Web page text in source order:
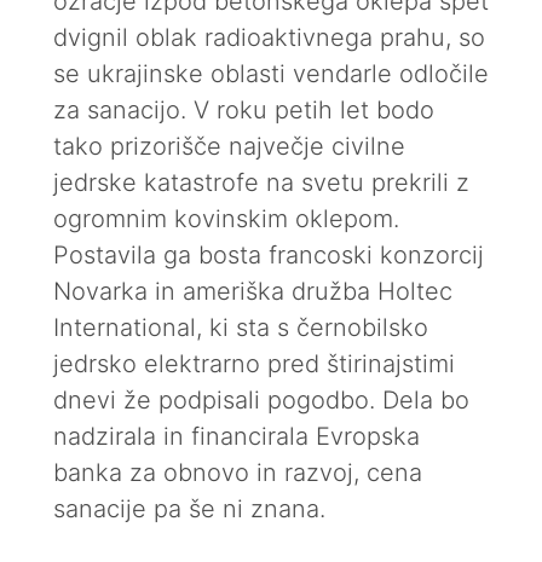
dvignil oblak radioaktivnega prahu, so
se ukrajinske oblasti vendarle odločile
za sanacijo. V roku petih let bodo
tako prizorišče največje civilne
jedrske katastrofe na svetu prekrili z
ogromnim kovinskim oklepom.
Postavila ga bosta francoski konzorcij
Novarka in ameriška družba Holtec
International, ki sta s černobilsko
jedrsko elektrarno pred štirinajstimi
dnevi že podpisali pogodbo. Dela bo
nadzirala in financirala Evropska
banka za obnovo in razvoj, cena
sanacije pa še ni znana.